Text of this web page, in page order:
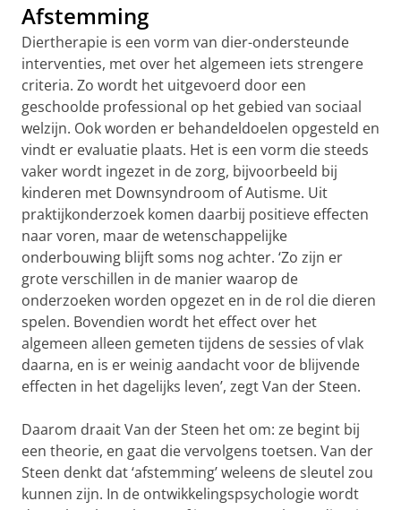
Afstemming
Diertherapie is een vorm van dier-ondersteunde
interventies, met over het algemeen iets strengere
criteria. Zo wordt het uitgevoerd door een
geschoolde professional op het gebied van sociaal
welzijn. Ook worden er behandeldoelen opgesteld en
vindt er evaluatie plaats. Het is een vorm die steeds
vaker wordt ingezet in de zorg, bijvoorbeeld bij
kinderen met Downsyndroom of Autisme. Uit
praktijkonderzoek komen daarbij positieve effecten
naar voren, maar de wetenschappelijke
onderbouwing blijft soms nog achter. ‘Zo zijn er
grote verschillen in de manier waarop de
onderzoeken worden opgezet en in de rol die dieren
spelen. Bovendien wordt het effect over het
algemeen alleen gemeten tijdens de sessies of vlak
daarna, en is er weinig aandacht voor de blijvende
effecten in het dagelijks leven’, zegt Van der Steen.
Daarom draait Van der Steen het om: ze begint bij
een theorie, en gaat die vervolgens toetsen. Van der
Steen denkt dat ‘afstemming’ weleens de sleutel zou
kunnen zijn. In de ontwikkelingspsychologie wordt